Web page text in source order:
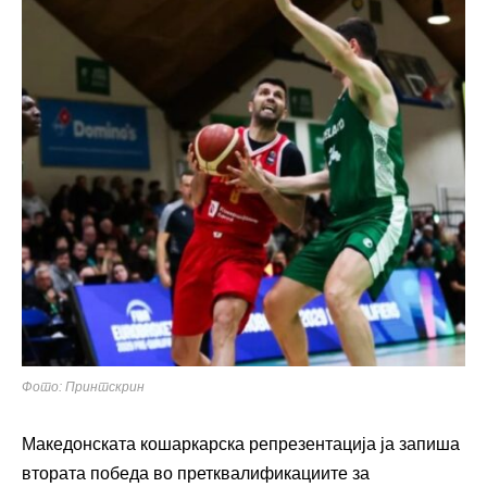
Фото: Принтскрин
Македонската кошаркарска репрезентација ја запиша
втората победа во претквалификациите за